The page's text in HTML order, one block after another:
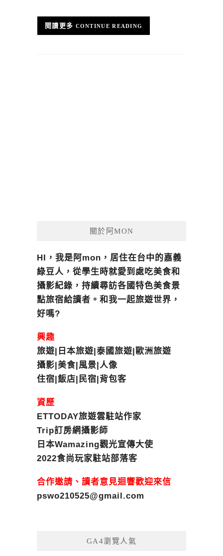
CONTINUE READING
關於阿MON
HI，我是阿mon，居住在台中的嘉義
綠豆人，從學生時就愛到處吃美食和
攝影紀錄，持續尋訪各國特色美食景
點旅宿給讀者。和我一起旅遊世界，
好嗎?
興趣
旅遊|日本旅遊|泰國旅遊|歐洲旅遊
攝影|美食|風景|人像
住宿|飯店|民宿|背包客
資歷
ETTODAY旅遊雲駐站作家
Trip訂房網攝影師
日本Wamazing觀光宣傳大使
2022食尚玩家駐站部落客
合作邀請、讀者意見迴響歡迎來信
pswo210525@gmail.com
GA4瀏覽人氣